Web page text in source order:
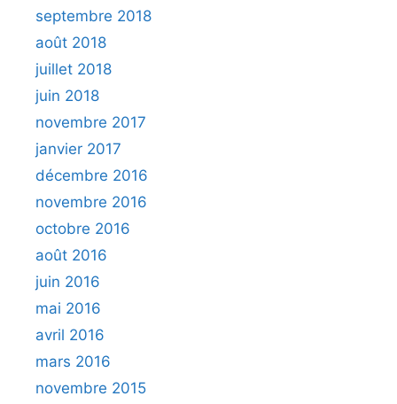
septembre 2018
août 2018
juillet 2018
juin 2018
novembre 2017
janvier 2017
décembre 2016
novembre 2016
octobre 2016
août 2016
juin 2016
mai 2016
avril 2016
mars 2016
novembre 2015